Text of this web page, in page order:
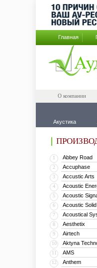
Главная
О компании
Акустика
1 Abbey Road
2 Accuphase
3 Accustic Arts
4 Acoustic
5 Acoustic
6 Acoustic Solid
7 Acoustical
8 Aesthetix
9 Airtech
10 Aktyna
11 AMS
12 Anthem